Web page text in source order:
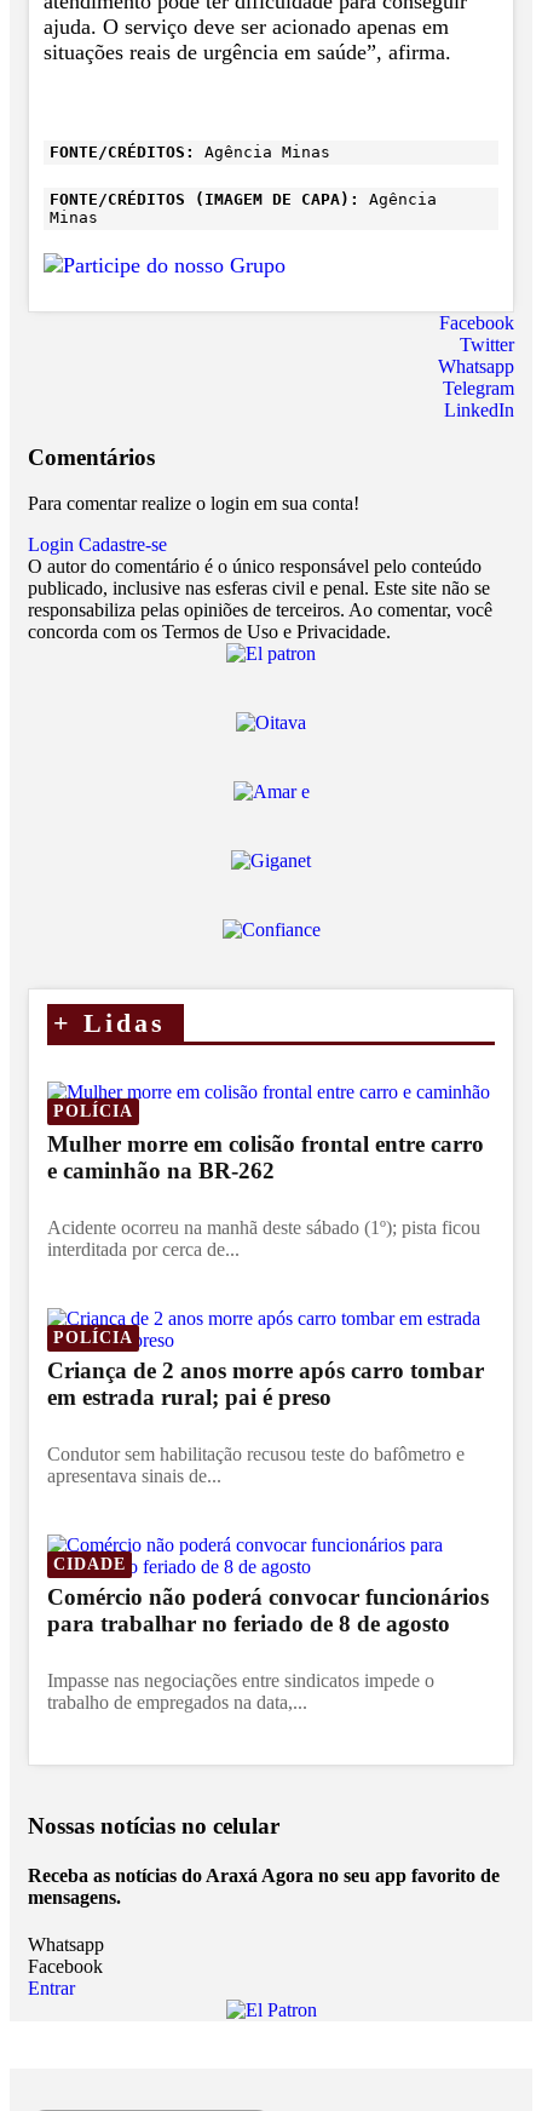
ajuda. O serviço deve ser acionado apenas em
situações reais de urgência em saúde”, afirma.
FONTE/CRÉDITOS: Agência Minas
FONTE/CRÉDITOS (IMAGEM DE CAPA):
Agência
Minas
Facebook
Twitter
Whatsapp
Telegram
LinkedIn
Comentários
Para comentar realize o login em sua conta!
Login Cadastre-se
O autor do comentário é o único responsável pelo conteúdo
publicado, inclusive nas esferas civil e penal. Este site não se
responsabiliza pelas opiniões de terceiros. Ao comentar, você
concorda com os Termos de Uso e Privacidade.
+ Lidas
POLÍCIA
Mulher morre em colisão frontal entre carro
e caminhão na BR-262
Acidente ocorreu na manhã deste sábado (1º); pista ficou
interditada por cerca de...
POLÍCIA
Criança de 2 anos morre após carro tombar
em estrada rural; pai é preso
Condutor sem habilitação recusou teste do bafômetro e
apresentava sinais de...
CIDADE
Comércio não poderá convocar funcionários
para trabalhar no feriado de 8 de agosto
Impasse nas negociações entre sindicatos impede o
trabalho de empregados na data,...
Nossas notícias no celular
Receba as notícias do Araxá Agora no seu app favorito de
mensagens.
Whatsapp
Facebook
Entrar